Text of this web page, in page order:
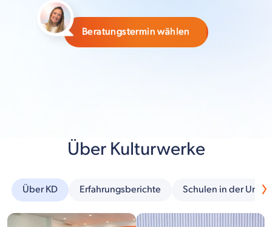
Beratungstermin wählen
Über Kulturwerke
Über KD Erfahrungsberichte Schulen in der